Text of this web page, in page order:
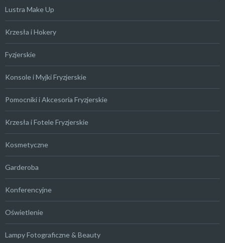
Lustra Make Up
Krzesła i Hokery
Fyzjerskie
Konsole i Myjki Fryzjerskie
Pomocniki i Akcesoria Fryzjerskie
Krzesła i Fotele Fryzjerskie
Kosmetyczne
Garderoba
Konferencyjne
Oświetlenie
Lampy Fotograficzne & Beauty